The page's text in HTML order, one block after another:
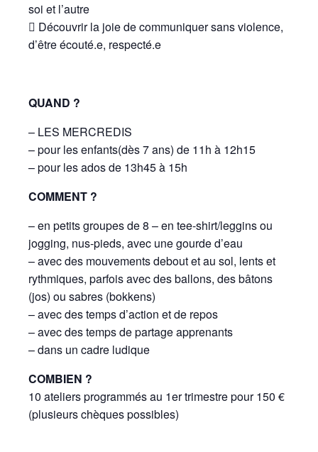
soi et l’autre
 Découvrir la joie de communiquer sans violence,
d’être écouté.e, respecté.e
QUAND ?
– LES MERCREDIS
– pour les enfants(dès 7 ans) de 11h à 12h15
– pour les ados de 13h45 à 15h
COMMENT ?
– en petits groupes de 8 – en tee-shirt/leggins ou
jogging, nus-pieds, avec une gourde d’eau
– avec des mouvements debout et au sol, lents et
rythmiques, parfois avec des ballons, des bâtons
(jos) ou sabres (bokkens)
– avec des temps d’action et de repos
– avec des temps de partage apprenants
– dans un cadre ludique
COMBIEN ?
10 ateliers programmés au 1er trimestre pour 150 €
(plusieurs chèques possibles)